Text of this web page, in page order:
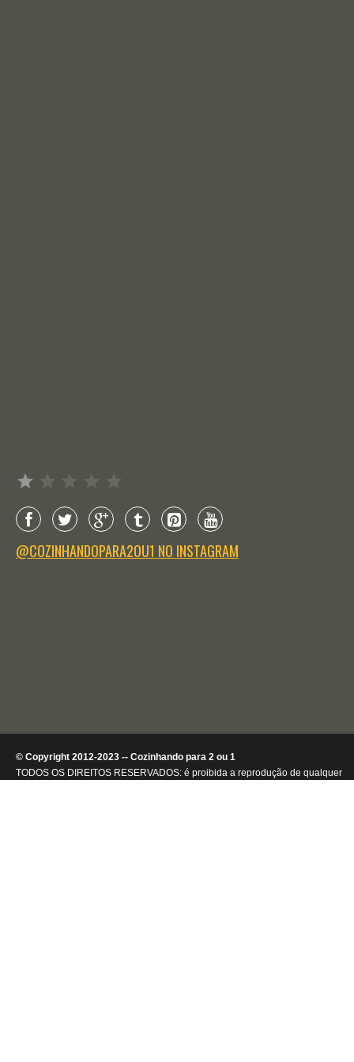
@COZINHANDOPARA2OU1 NO INSTAGRAM
© Copyright 2012-2023 -- Cozinhando para 2 ou 1
TODOS OS DIREITOS RESERVADOS: é proibida a reprodução de qualquer